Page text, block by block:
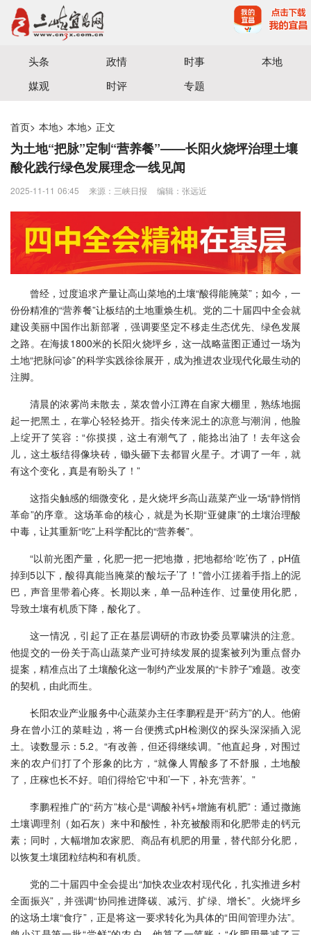
宜昌三峡融媒体中心主办
头条 政情 时事
本地
媒观
时评 专题
首页> 本地> 本地> 正文
为土地“把脉”定制“营养餐”——长阳火烧坪治理土壤
酸化践行绿色发展理念一线见闻
2025-11-11 06:45 来源：三峡日报 编辑：张远近
曾经，过度追求产量让高山菜地的土壤“酸得能腌菜”；如今，一
份份精准的“营养餐”让板结的土地重焕生机。党的二十届四中全会就
建设美丽中国作出新部署，强调要坚定不移走生态优先、绿色发展
之路。在海拔1800米的长阳火烧坪乡，这一战略蓝图正通过一场为
土地“把脉问诊”的科学实践徐徐展开，成为推进农业现代化最生动的
注脚。
清晨的浓雾尚未散去，菜农曾小江蹲在自家大棚里，熟练地掘
起一把黑土，在掌心轻轻捻开。指尖传来泥土的凉意与潮润，他脸
上绽开了笑容：“你摸摸，这土有潮气了，能捻出油了！去年这会
儿，这土板结得像块砖，锄头砸下去都冒火星子。才调了一年，就
有这个变化，真是有盼头了！”
这指尖触感的细微变化，是火烧坪乡高山蔬菜产业一场“静悄悄
革命”的序章。这场革命的核心，就是为长期“亚健康”的土壤治理酸
中毒，让其重新“吃”上科学配比的“营养餐”。
“以前光图产量，化肥一把一把地撒，把地都给‘吃’伤了，pH值
掉到5以下，酸得真能当腌菜的‘酸坛子’了！”曾小江搓着手指上的泥
巴，声音里带着心疼。长期以来，单一品种连作、过量使用化肥，
导致土壤有机质下降，酸化了。
这一情况，引起了正在基层调研的市政协委员覃啸洪的注意。
他提交的一份关于高山蔬菜产业可持续发展的提案被列为重点督办
提案，精准点出了土壤酸化这一制约产业发展的“卡脖子”难题。改变
的契机，由此而生。
长阳农业产业服务中心蔬菜办主任李鹏程是开“药方”的人。他俯
身在曾小江的菜畦边，将一台便携式pH检测仪的探头深深插入泥
土。读数显示：5.2。“有改善，但还得继续调。”他直起身，对围过
来的农户们打了个形象的比方，“就像人胃酸多了不舒服，土地酸
了，庄稼也长不好。咱们得给它‘中和’一下，补充‘营养’。”
李鹏程推广的“药方”核心是“调酸补钙+增施有机肥”：通过撒施
土壤调理剂（如石灰）来中和酸性，补充被酸雨和化肥带走的钙元
素；同时，大幅增加农家肥、商品有机肥的用量，替代部分化肥，
以恢复土壤团粒结构和有机质。
党的二十届四中全会提出“加快农业农村现代化，扎实推进乡村
全面振兴”，并强调“协同推进降碳、减污、扩绿、增长”。火烧坪乡
的这场土壤“食疗”，正是将这一要求转化为具体的“田间管理办法”。